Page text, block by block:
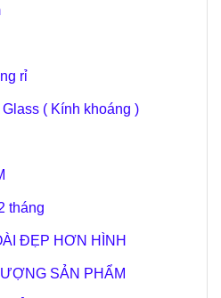
rỉ
( Kính khoáng )
tháng
ĐẸP HƠN HÌNH
SẢN PHẨM